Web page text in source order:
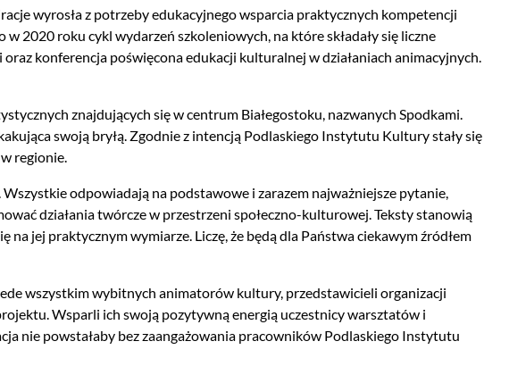
wyrosła z potrzeby edukacyjnego wsparcia praktycznych kompetencji
2020 roku cykl wydarzeń szkoleniowych, na które składały się liczne
konferencja poświęcona edukacji kulturalnej w działaniach animacyjnych.
znajdujących się w centrum Białegostoku, nazwanych Spodkami.
swoją bryłą. Zgodnie z intencją Podlaskiego Instytutu Kultury stały się
regionie.
odpowiadają na podstawowe i zarazem najważniejsze pytanie,
działania twórcze w przestrzeni społeczno-kulturowej. Teksty stanowią
jej praktycznym wymiarze. Liczę, że będą dla Państwa ciekawym źródłem
wszystkim wybitnych animatorów kultury, przedstawicieli organizacji
Wsparli ich swoją pozytywną energią uczestnicy warsztatów i
nie powstałaby bez zaangażowania pracowników Podlaskiego Instytutu